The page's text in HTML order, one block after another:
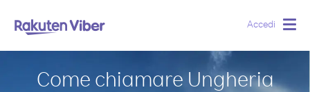
Accedi
Come chiamare Ungheria